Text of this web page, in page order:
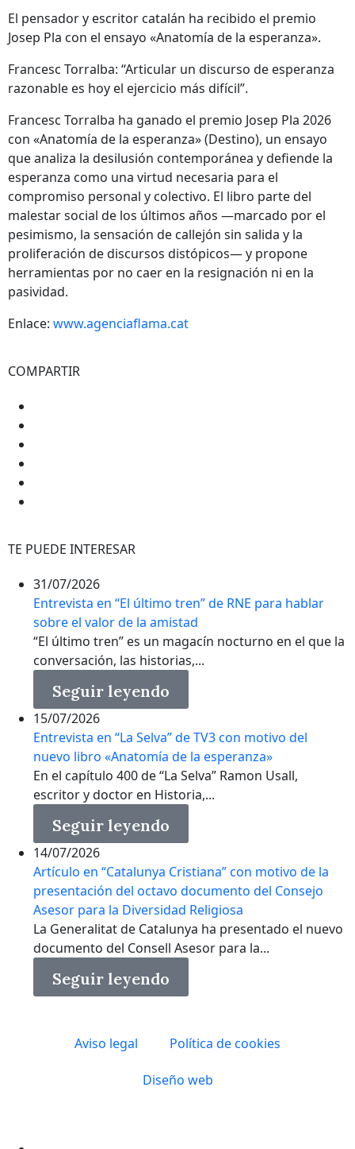
El pensador y escritor catalán ha recibido el premio
Josep Pla con el ensayo «Anatomía de la esperanza».
Francesc Torralba: “Articular un discurso de esperanza
razonable es hoy el ejercicio más difícil”.
Francesc Torralba ha ganado el premio Josep Pla 2026
con «Anatomía de la esperanza» (Destino), un ensayo
que analiza la desilusión contemporánea y defiende la
esperanza como una virtud necesaria para el
compromiso personal y colectivo. El libro parte del
malestar social de los últimos años —marcado por el
pesimismo, la sensación de callejón sin salida y la
proliferación de discursos distópicos— y propone
herramientas por no caer en la resignación ni en la
pasividad.
Enlace: www.agenciaflama.cat
COMPARTIR
TE PUEDE INTERESAR
31/07/2026
Entrevista en “El último tren” de RNE para hablar
sobre el valor de la amistad
“El último tren” es un magacín nocturno en el que la
conversación, las historias,...
Seguir leyendo
15/07/2026
Entrevista en “La Selva” de TV3 con motivo del
nuevo libro «Anatomía de la esperanza»
En el capítulo 400 de “La Selva” Ramon Usall,
escritor y doctor en Historia,...
Seguir leyendo
14/07/2026
Artículo en “Catalunya Cristiana” con motivo de la
presentación del octavo documento del Consejo
Asesor para la Diversidad Religiosa
La Generalitat de Catalunya ha presentado el nuevo
documento del Consell Asesor para la...
Seguir leyendo
Aviso legal Política de cookies
Diseño web